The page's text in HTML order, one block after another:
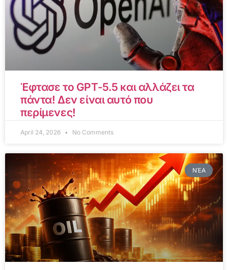
Έφτασε το GPT-5.5 και αλλάζει τα
πάντα! Δεν είναι αυτό που
περίμενες!
April 24, 2026 No Comments
ΝΈΑ